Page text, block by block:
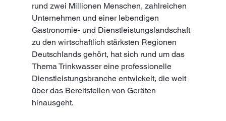
rund zwei Millionen Menschen, zahlreichen
Unternehmen und einer lebendigen
Gastronomie- und Dienstleistungslandschaft
zu den wirtschaftlich stärksten Regionen
Deutschlands gehört, hat sich rund um das
Thema Trinkwasser eine professionelle
Dienstleistungsbranche entwickelt, die weit
über das Bereitstellen von Geräten
hinausgeht.